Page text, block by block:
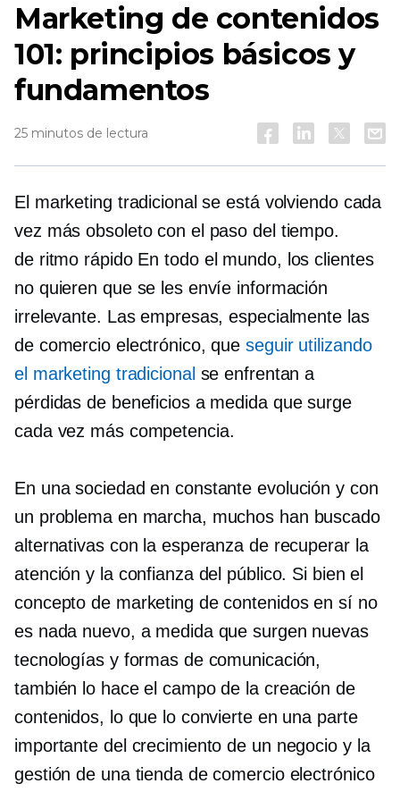
Marketing de contenidos
101: principios básicos y
fundamentos
25 minutos de lectura
El marketing tradicional se está volviendo cada
vez más obsoleto con el paso del tiempo.
de ritmo rápidoEn todo el mundo, los clientes
no quieren que se les envíe información
irrelevante. Las empresas, especialmente las
de comercio electrónico, queseguir utilizando
el marketing tradicional se enfrentan a
pérdidas de beneficios a medida que surge
cada vez más competencia.
En una sociedad en constante evolución y con
un problema en marcha, muchos han buscado
alternativas con la esperanza de recuperar la
atención y la confianza del público. Si bien el
concepto de marketing de contenidos en sí no
es nada nuevo, a medida que surgen nuevas
tecnologías y formas de comunicación,
también lo hace el campo de la creación de
contenidos, lo que lo convierte en una parte
importante del crecimiento de un negocio y la
gestión de una tienda de comercio electrónico